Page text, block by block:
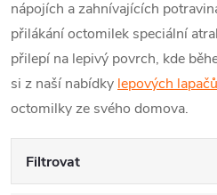
nápojích a zahnívajících
přilákání octomilek speciální
přilepí na lepivý povrch, kde
si z naší nabídky lepových lapačů
octomilky ze svého domova.
Filtrovat